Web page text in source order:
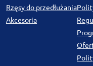
Rzęsy do przedłużania
Akcesoria